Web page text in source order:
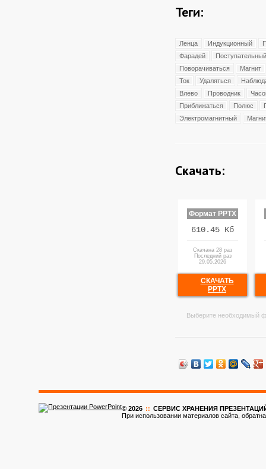
Теги:
Ленца Индукционный
Фарадей
Поступательный
Поворачиваться
Магнит
Ток
Удаляться
Влево
Проводник
Приближаться
Полюс
Электромагнитный
Скачать:
Формат PPTX
610.45 Кб
Скачана 28 раз
Последний раз
29.05.2026
СКАЧАТЬ
PPTX
Выберите необходимый
© 2026 :: CЕРВИС ХРАНЕНИЯ ПРЕЗЕНТАЦИЙ
При использовании материалов сайта,